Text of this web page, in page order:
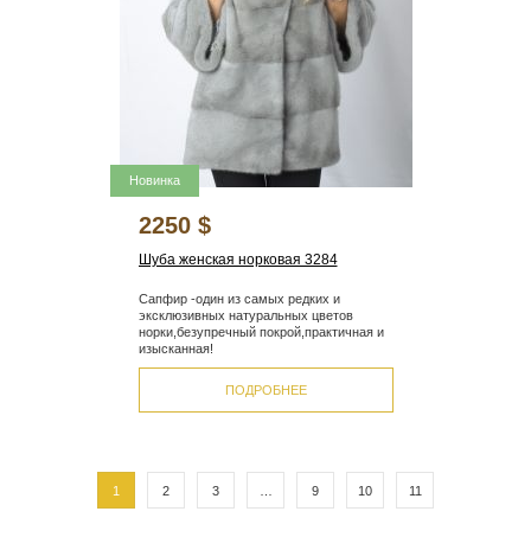
Новинка
2250 $
Шуба женская норковая 3284
Сапфир -один из самых редких и
эксклюзивных натуральных цветов
норки,безупречный покрой,практичная и
изысканная!
ПОДРОБНЕЕ
1 2 3 9 10 11